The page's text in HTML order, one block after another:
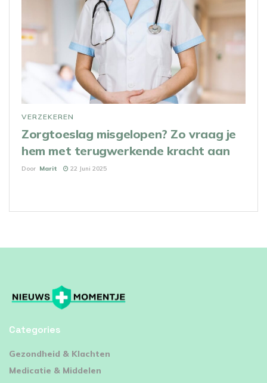
VERZEKEREN
Zorgtoeslag misgelopen? Zo vraag je
hem met terugwerkende kracht aan
Door Marit 22 Juni 2025
Categories
⁠Gezondheid & Klachten
Medicatie & Middelen